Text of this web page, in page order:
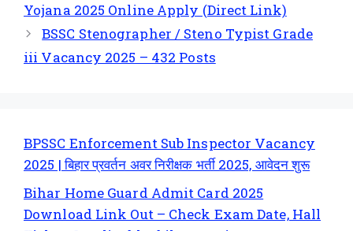
Yojana 2025 Online Apply (Direct Link)
BSSC Stenographer / Steno Typist Grade
iii Vacancy 2025 – 432 Posts
BPSSC Enforcement Sub Inspector Vacancy
2025 | बिहार प्रवर्तन अवर निरीक्षक भर्ती 2025, आवेदन शुरू
Bihar Home Guard Admit Card 2025
Download Link Out – Check Exam Date, Hall